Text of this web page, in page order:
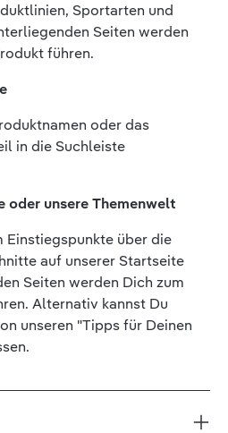
Sportarten und
Seiten werden
führen.
oder das
in die Suchleiste
oder unsere Themenwelt
Einstiegspunkte über die
auf unserer Startseite
Seiten werden Dich zum
Alternativ kannst Du
unseren "Tipps für Deinen